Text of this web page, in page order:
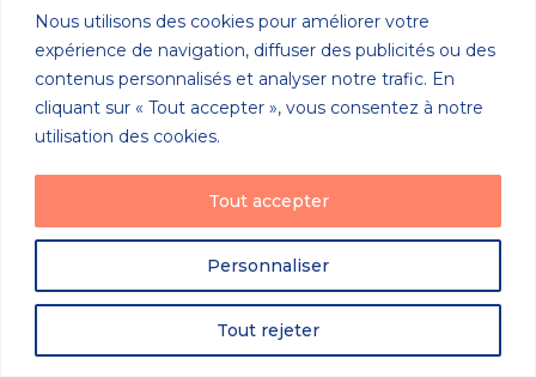
Nous utilisons des cookies pour améliorer votre
expérience de navigation, diffuser des publicités ou des
contenus personnalisés et analyser notre trafic. En
cliquant sur « Tout accepter », vous consentez à notre
utilisation des cookies.
Personnaliser
Tout rejeter
Tout accepter